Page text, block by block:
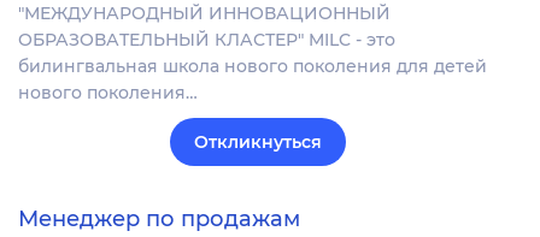
"МЕЖДУНАРОДНЫЙ ИННОВАЦИОННЫЙ
ОБРАЗОВАТЕЛЬНЫЙ КЛАСТЕР" MILC - это
билингвальная школа нового поколения для детей
нового поколения…
Откликнуться
Менеджер по продажам